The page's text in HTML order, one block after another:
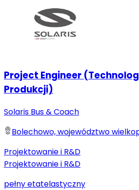
Project Engineer
Produkcji)
Solaris Bus & Coach
Bolechowo, województwo
Projektowanie i R&D
Projektowanie i R&D
pełny etatelastyczny